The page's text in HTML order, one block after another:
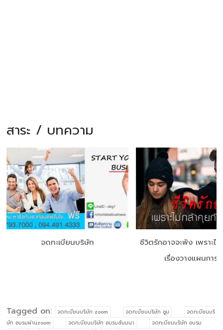
สาระ / บทความ
จดทะเบียนบริษัท
ชีวิตรักอาจจะพัง เพราะไ
เรื่องวางแผนการ
Tagged on: จดทะบียนบริษัท zoom จดทะบียนบริษัท ซูม
จดทะบียนบริ
ษัท อบรมผ่านzoom
จดทะบียนบริษัท อบรมสัมมนา
จดทะบียนบริษัท อบรม